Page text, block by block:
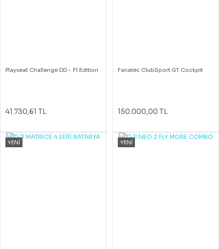
Playseat Challenge DD - F1 Edition
41.730,61 TL
Fanatec ClubSport GT Cockpit
150.000,00 TL
YENİ YENİ